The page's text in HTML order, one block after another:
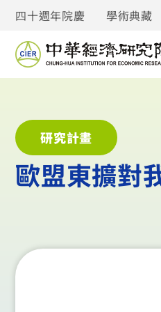
四十週年院慶 學術典藏
研究計畫
歐盟東擴對